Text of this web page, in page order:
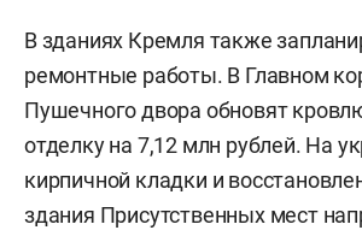
В зданиях Кремля также
ремонтные работы. В Главном
Пушечного двора обновят
отделку на 7,12 млн рублей. На
кирпичной кладки и
здания Присутственных мест